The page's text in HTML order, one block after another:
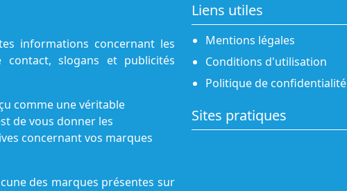
informations concernant les
slogans et publicités
comme une véritable
de vous donner les
concernant vos marques
des marques présentes sur
Liens utiles
Mentions légales
Conditions d'utilisation
Politique de confidentialité
Sites pratiques